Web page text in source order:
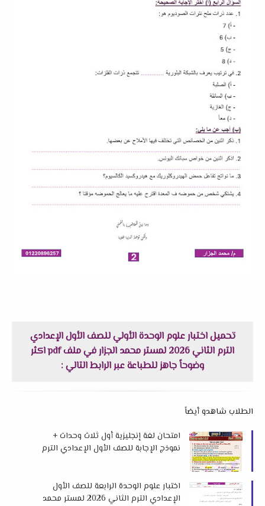
تحميل اختبار علوم الوحدة الأولي للصف الأول الإعدادي
الترم الثاني 2026 لمستر محمد الجزار في ملف pdf اكثر
وضوحاً جاهز للطباعة عبر الرابط التالي :
الطلاب شاهدو أيضاً
امتحان لغة إنجليزية أول ثلاث وحدات +
نموذج الإجابة للصف الأول الإعدادي الترم
اختبار علوم الوحدة الرابعة للصف الأول
الإعدادي الترم الثاني 2026 لمستر محمد